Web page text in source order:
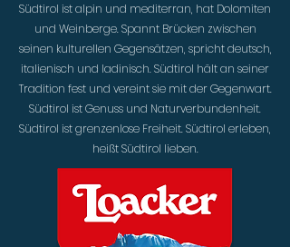
Südtirol ist alpin und mediterran, hat Dolomiten
und Weinberge. Spannt Brücken zwischen
seinen kulturellen Gegensätzen, spricht deutsch,
italienisch und ladinisch. Südtirol hält an seiner
Tradition fest und vereint sie mit der Gegenwart.
Südtirol ist Genuss und Naturverbundenheit.
Südtirol ist grenzenlose Freiheit. Südtirol erleben,
heißt Südtirol lieben.